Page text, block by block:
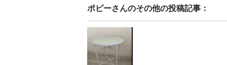
ポピーさんのその他の投稿記事：